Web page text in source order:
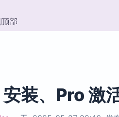
部
装、Pro 激